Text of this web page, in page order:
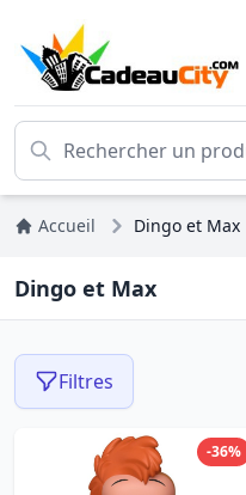
Accueil Dingo et Max
Dingo et Max
Filtres
-36%